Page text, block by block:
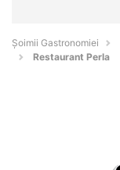
Șoimii Gastronomiei
Restaurant Perla